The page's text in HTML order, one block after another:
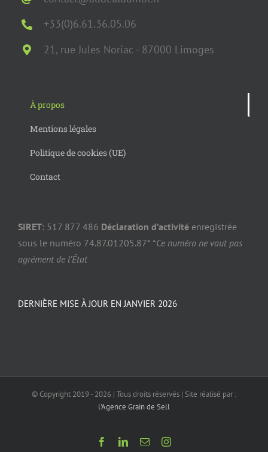
+33(0)6.61.36.05.06
21, rue Jules Noriac - 87000 Limoges
À propos
Mentions légales
Politique de cookies (UE)
Contact
SIRET: 517 877 486 Déclaration d’activité enregistrée
sous le numéro 74.87.01205.87* *Ce numéro ne vaut pas
agrément de l’État
DERNIÈRE MISE À JOUR EN JANVIER 2026
© Copyright 2019 - 2026 | Tous droits réservés | Site réalisé par :
l'Agence Grain de Sell
FacebookLinkedIn
EmailInstagram